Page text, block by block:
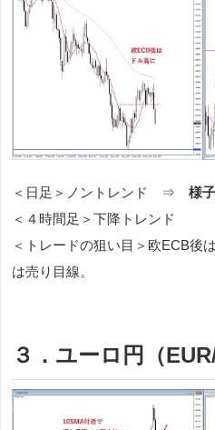
＜日足＞ノントレンド ⇒ 様
＜４時間足＞下降トレンド
＜トレードの狙い目＞欧ECB後
は売り目線。
３．ユーロ円（